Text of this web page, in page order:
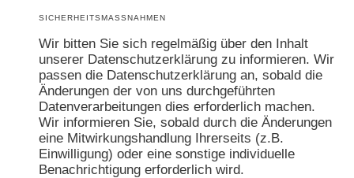
SICHERHEITSMASSNAHMEN
Wir bitten Sie sich regelmäßig über den Inhalt
unserer Datenschutzerklärung zu informieren. Wir
passen die Datenschutzerklärung an, sobald die
Änderungen der von uns durchgeführten
Datenverarbeitungen dies erforderlich machen.
Wir informieren Sie, sobald durch die Änderungen
eine Mitwirkungshandlung Ihrerseits (z.B.
Einwilligung) oder eine sonstige individuelle
Benachrichtigung erforderlich wird.